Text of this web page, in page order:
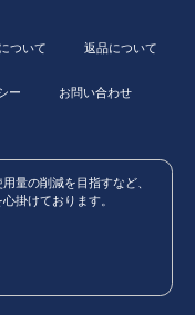
ついて 返品について
ー お問い合わせ
量の削減を目指すなど、
掛けております。